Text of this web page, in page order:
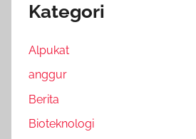
Kategori
Alpukat
anggur
Berita
Bioteknologi